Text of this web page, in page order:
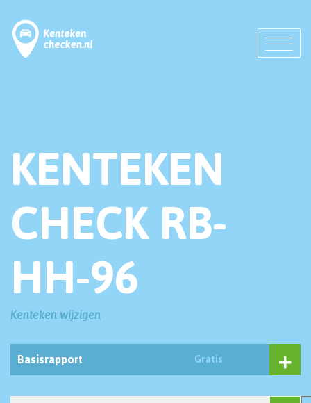
KENTEKEN
CHECK RB-
HH-96
Kenteken wijzigen
Basisrapport Gratis